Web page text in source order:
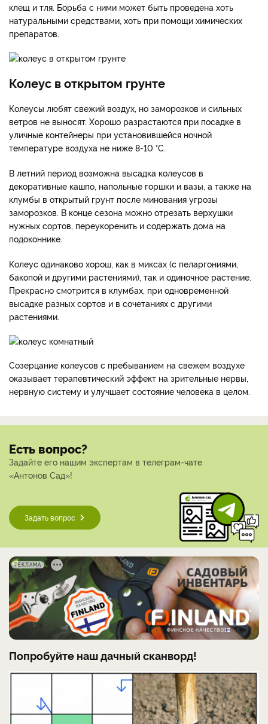
клещ и тля. Борьба с ними может быть проведена хоть
натуральными средствами, хоть при помощи химических
препаратов.
Колеус в открытом грунте
Колеусы любят свежий воздух, но заморозков и сильных
ветров не выносят. Хорошо разрастаются при посадке в
уличные контейнеры при установившейся ночной
температуре воздуха не ниже 8-10 °C.
В летний период возможна высадка колеусов в
декоративные кашпо, напольные горшки и вазы, а также на
клумбы в открытый грунт после минования угрозы
заморозков. В конце сезона можно отрезать верхушки
нужных сортов, переукоренить и содержать дома на
подоконнике.
Колеус одинаково хорош, как в миксах (с пеларгониями,
бакопой и другими растениями), так и одиночное растение.
Прекрасно смотрится в клумбах, при одновременной
высадке разных сортов и в сочетаниях с другими
растениями.
Созерцание колеусов с пребыванием на свежем воздухе
оказывает терапевтический эффект на зрительные нервы,
нервную систему и улучшает состояние человека в целом.
Есть вопрос?
Задайте его нашим экспертам в телеграм-чате
«Антонов Сад»!
Задать вопрос
РЕКЛАМА
Попробуйте наш дачный сканворд!